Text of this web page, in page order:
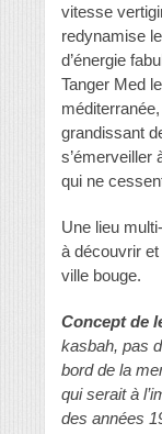
vitesse
redynamise
d’énergie
Tanger Med
méditerranée,
grandissant
s’émerveiller
qui ne
Une lieu
à découvrir
ville bouge.
Concept de
kasbah, pas
bord de la
qui serait à
des années